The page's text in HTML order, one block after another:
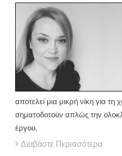
αποτελεί μια μικρή νίκη για
σηματοδοτούν απλώς την
έργου.
Διαβάστε Περισσότερα